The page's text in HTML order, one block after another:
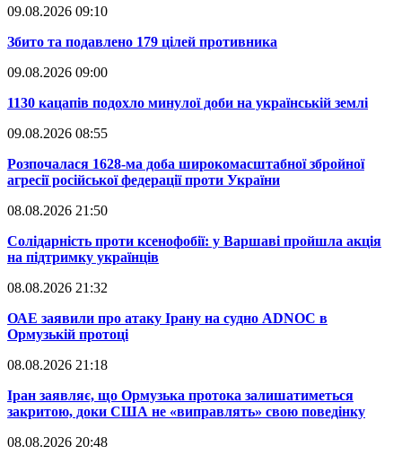
09.08.2026 09:10
​Збито та подавлено 179 цілей противника
09.08.2026 09:00
​1130 кацапів подохло минулої доби на українській землі
09.08.2026 08:55
​Розпочалася 1628-ма доба широкомасштабної збройної
агресії російської федерації проти України
08.08.2026 21:50
​Солідарність проти ксенофобії: у Варшаві пройшла акція
на підтримку українців
08.08.2026 21:32
​ОАЕ заявили про атаку Ірану на судно ADNOC в
Ормузькій протоці
08.08.2026 21:18
​Іран заявляє, що Ормузька протока залишатиметься
закритою, доки США не «виправлять» свою поведінку
08.08.2026 20:48